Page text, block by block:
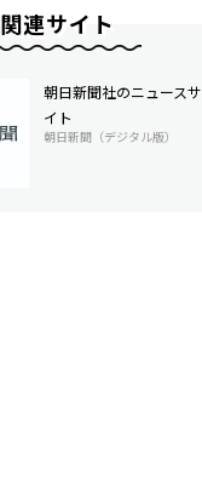
関連サイト
朝日新聞社のニュースサ
イト
朝日新聞（デジタル版）